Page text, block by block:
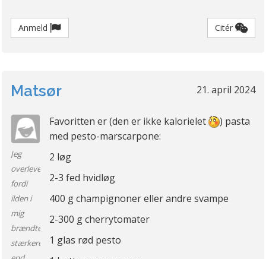
Lasagne med hvor kødet et skiftet ud
med linser, Squash og gulerødder
Anmeld Citér
21. april 2024
Matsør
Jeg
overlevede
fordi
ilden i
mig
brændte
stærkere
Favoritten er (den er ikke kalorielet
) pasta
med pesto-marscarpone:
2 løg
2-3 fed hvidløg
400 g champignoner eller andre svampe
2-300 g cherrytomater
1 glas rød pesto